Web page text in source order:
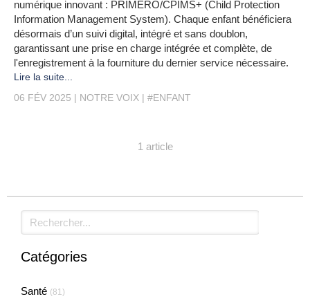
numérique innovant : PRIMERO/CPIMS+ (Child Protection
Information Management System). Chaque enfant bénéficiera
désormais d’un suivi digital, intégré et sans doublon,
garantissant une prise en charge intégrée et complète, de
l'enregistrement à la fourniture du dernier service nécessaire.
Lire la suite...
06 FÉV 2025
NOTRE VOIX #ENFANT
1 article
Rechercher
Catégories
Santé (81)